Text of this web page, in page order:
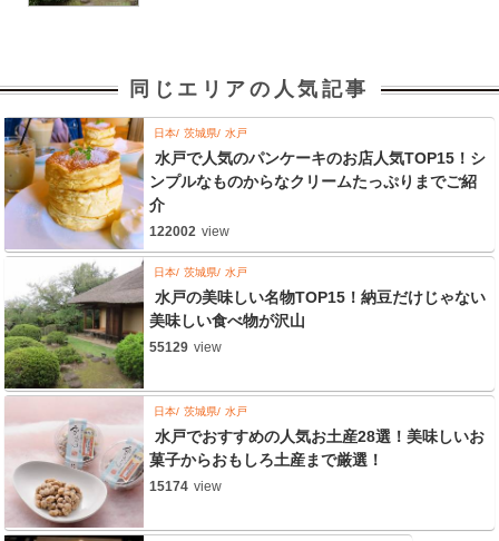
同じエリアの人気記事
日本 茨城県 水戸
水戸で人気のパンケーキのお店人気TOP15！シ
ンプルなものからなクリームたっぷりまでご紹
介
122002 view
日本 茨城県 水戸
水戸の美味しい名物TOP15！納豆だけじゃない
美味しい食べ物が沢山
55129 view
日本 茨城県 水戸
水戸でおすすめの人気お土産28選！美味しいお
菓子からおもしろ土産まで厳選！
15174 view